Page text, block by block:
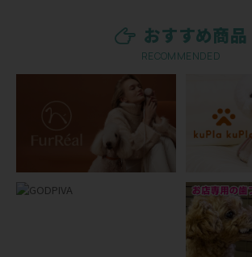
おすすめ商品
RECOMMENDED